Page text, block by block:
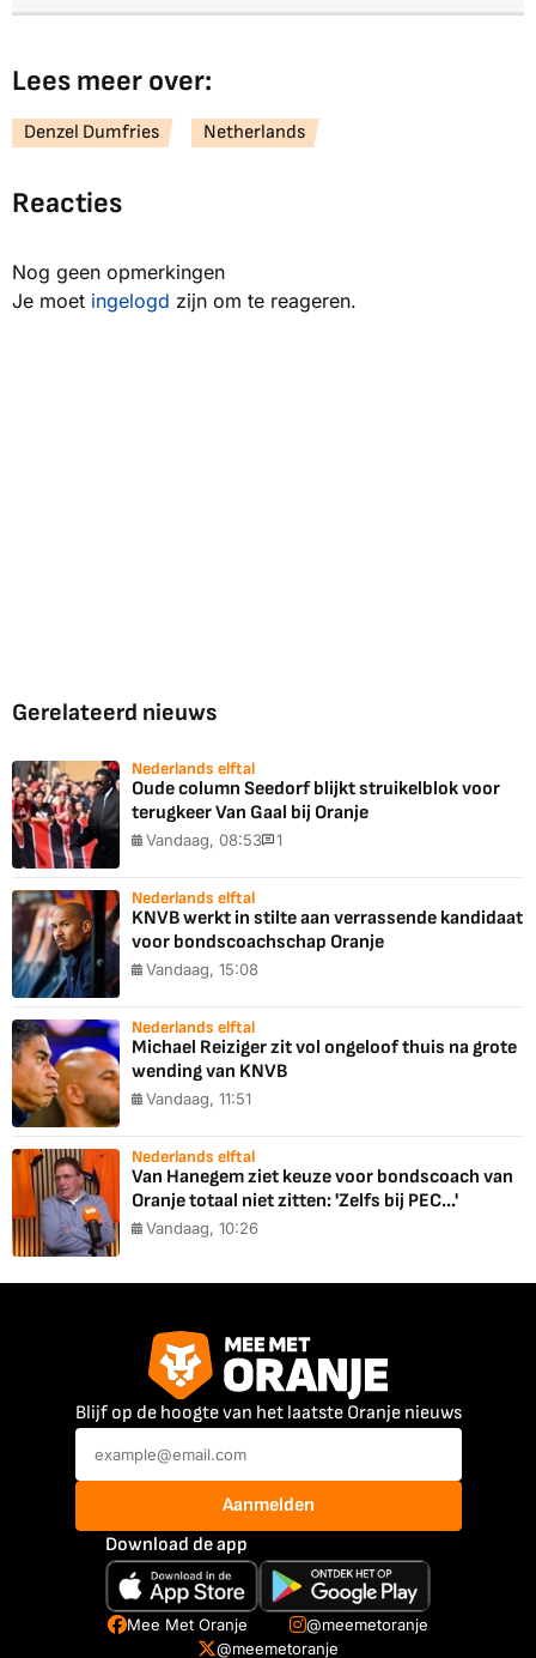
Lees meer over:
Denzel Dumfries Netherlands
Reacties
Nog geen opmerkingen
Je moet ingelogd zijn om te reageren.
Gerelateerd nieuws
Nederlands elftal
Oude column Seedorf blijkt struikelblok voor
terugkeer Van Gaal bij Oranje
Vandaag, 08:53 1
Nederlands elftal
KNVB werkt in stilte aan verrassende kandidaat
voor bondscoachschap Oranje
Vandaag, 15:08
Nederlands elftal
Michael Reiziger zit vol ongeloof thuis na grote
wending van KNVB
Vandaag, 11:51
Nederlands elftal
Van Hanegem ziet keuze voor bondscoach van
Oranje totaal niet zitten: 'Zelfs bij PEC...'
Vandaag, 10:26
Blijf op de hoogte van het laatste Oranje nieuws
Aanmelden
Download de app
Mee Met Oranje
@meemetoranje
@meemetoranje